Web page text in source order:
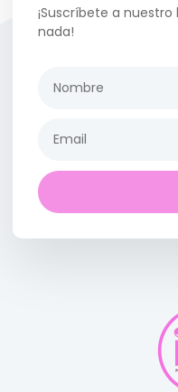
¡Suscríbete a
nada!